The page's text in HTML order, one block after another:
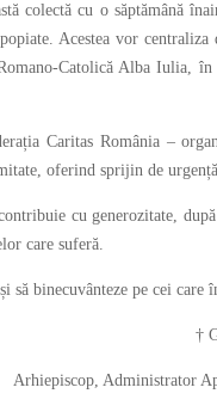
colectă cu o săptămână
Acestea vor
Catolică Alba Iulia,
Caritas România –
oferind sprijin de
cu generozitate,
care suferă.
să binecuvânteze pe cei
Apostolic al